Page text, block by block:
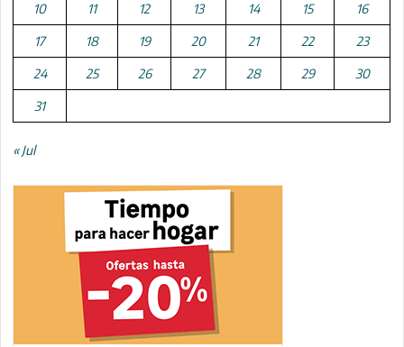
10 11 12 13 14 15 16
17 18 19 20 21 22 23
24 25 26 27 28 29 30
31
« Jul